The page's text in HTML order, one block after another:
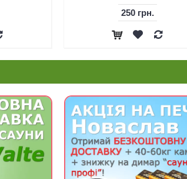
250 грн.